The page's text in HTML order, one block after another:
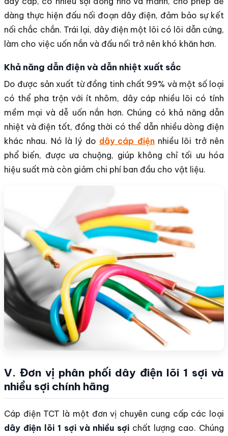
dàng thực hiện đấu nối đoạn dây điện, đảm bảo sự kết
nối chắc chắn. Trái lại, dây điện một lõi có lõi dẫn cứng,
làm cho việc uốn nắn và đấu nối trở nên khó khăn hơn.
Khả năng dẫn điện và dẫn nhiệt xuất sắc
Do được sản xuất từ đồng tinh chất 99% và một số loại
có thể pha trộn với ít nhôm, dây cáp nhiều lõi có tính
mềm mại và dễ uốn nắn hơn. Chúng có khả năng dẫn
nhiệt và điện tốt, đồng thời có thể dẫn nhiều dòng điện
khác nhau. Nó là lý do dây cáp điệnnhiều lõi trở nên
phổ biến, được ưa chuộng, giúp không chỉ tối ưu hóa
hiệu suất mà còn giảm chi phí ban đầu cho vật liệu.
V. Đơn vị phân phối dây điện lõi 1 sợi và
nhiều sợi chính hãng
Cáp điện TCT là một đơn vị chuyên cung cấp các loại
dây điện lõi 1 sợi và nhiều sợi chất lượng cao. Chúng